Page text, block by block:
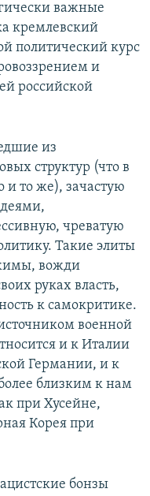
важные
кремлевский
политический курс
и
российской
из
структур (что в
и то же), зачастую
чреватую
Такие элиты
вожди
руках власть,
к самокритике.
военной
и к Италии
Германии, и к
близким к нам
при Хусейне,
Корея при
бонзы